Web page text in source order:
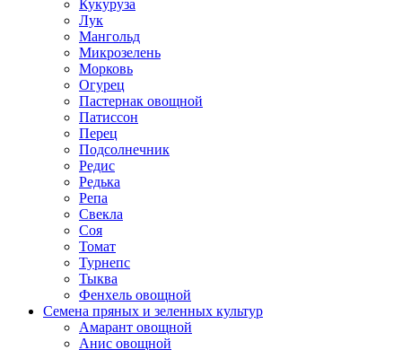
Кукуруза
Лук
Мангольд
Микрозелень
Морковь
Огурец
Пастернак овощной
Патиссон
Перец
Подсолнечник
Редис
Редька
Репа
Свекла
Соя
Томат
Турнепс
Тыква
Фенхель овощной
Семена пряных и зеленных культур
Амарант овощной
Анис овощной